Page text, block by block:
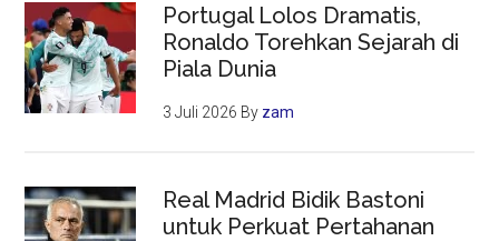
Portugal Lolos Dramatis,
Ronaldo Torehkan Sejarah di
Piala Dunia
3 Juli 2026 By zam
Real Madrid Bidik Bastoni
untuk Perkuat Pertahanan